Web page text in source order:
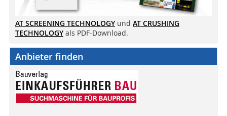
AT SCREENING TECHNOLOGY und AT CRUSHING
TECHNOLOGY als PDF-Download.
Anbieter finden